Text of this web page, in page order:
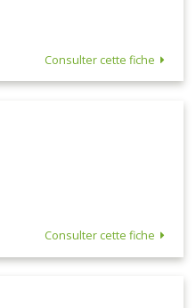
Consulter cette fiche
Consulter cette fiche